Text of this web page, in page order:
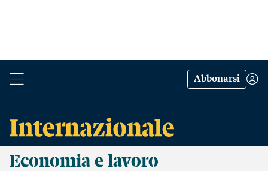
Abbonarsi
Economia e lavoro